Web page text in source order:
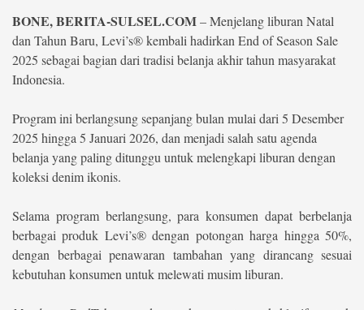
©
Copyright
berita-
sulsel.com
.
Reserved
BONE, BERITA-SULSEL.COM– Menjelang liburan Natal
dan Tahun Baru, Levi’s® kembali hadirkan End of Season Sale
2025 sebagai bagian dari tradisi belanja akhir tahun masyarakat
Indonesia.
Program ini berlangsung sepanjang bulan mulai dari 5 Desember
2025 hingga 5 Januari 2026, dan menjadi salah satu agenda
belanja yang paling ditunggu untuk melengkapi liburan dengan
koleksi denim ikonis.
Selama program berlangsung, para konsumen dapat berbelanja
berbagai produk Levi’s® dengan potongan harga hingga 50%,
dengan berbagai penawaran tambahan yang dirancang sesuai
kebutuhan konsumen untuk melewati musim liburan.